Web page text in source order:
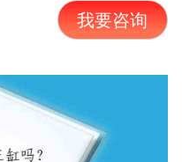
我要咨询